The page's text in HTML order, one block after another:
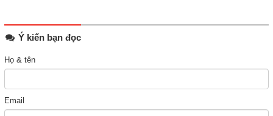
Ý kiến bạn đọc
Họ & tên
Email